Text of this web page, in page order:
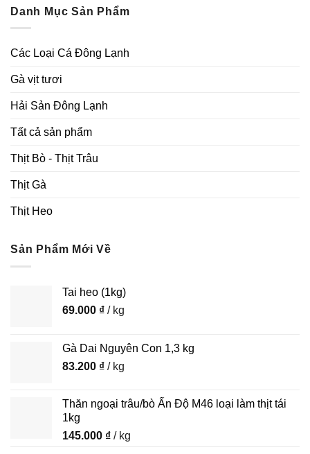
Danh Mục Sản Phẩm
Các Loại Cá Đông Lạnh
Gà vịt tươi
Hải Sản Đông Lạnh
Tất cả sản phẩm
Thịt Bò - Thịt Trâu
Thịt Gà
Thịt Heo
Sản Phẩm Mới Về
Tai heo (1kg)
69.000 ₫ / kg
Gà Dai Nguyên Con 1,3 kg
83.200 ₫ / kg
Thăn ngoại trâu/bò Ấn Độ M46 loại làm thịt tái
1kg
145.000 ₫ / kg